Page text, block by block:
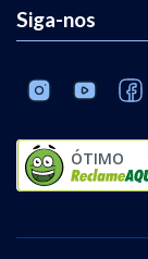
Siga-nos
ÓTIMO